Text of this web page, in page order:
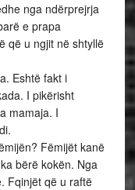
nga ndërprejrja
e prapa
që u ngjit në shtyllë
Eshtë fakt i
I pikërisht
mamaja. I
Fëmijët kanë
bërë kokën. Nga
Fqinjët që u raftë